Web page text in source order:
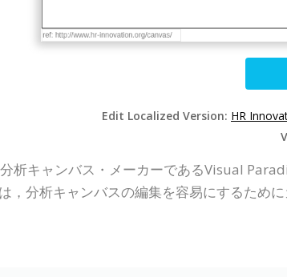
Edit Localized Version: HR
析キャンバス・メーカーであるVisual
，分析キャンバスの編集を容易にするため